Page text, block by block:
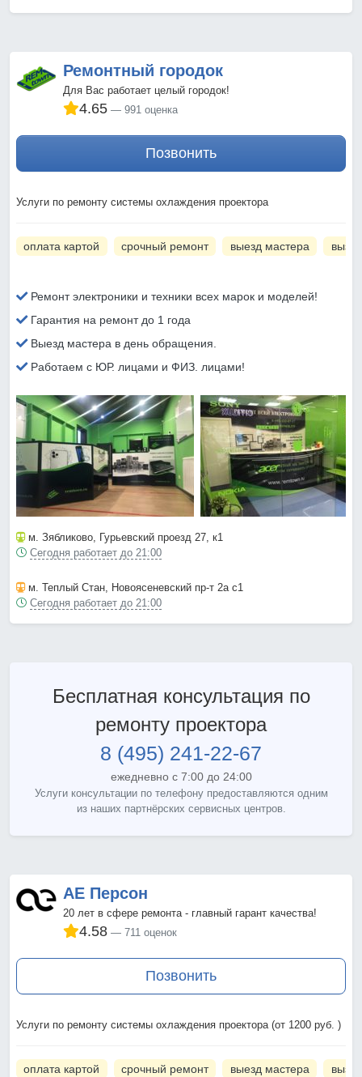
Ремонтный городок
Для Вас работает целый городок!
4.65 991 оценка
Позвонить
Услуги по ремонту системы охлаждения проектора
оплата картой срочный ремонт выезд мастера
Ремонт электроники и техники всех марок и моделей!
Гарантия на ремонт до 1 года
Выезд мастера в день обращения.
Работаем с ЮР. лицами и ФИЗ. лицами!
м. Зябликово, Гурьевский проезд 27, к1
Сегодня работает до 21:00
м. Теплый Стан, Новоясеневский пр-т 2а с1
Сегодня работает до 21:00
Бесплатная консультация по
ремонту проектора
8 (495) 241-22-67
ежедневно с 7:00 до 24:00
Услуги консультации по телефону предоставляются одним
из наших партнёрских сервисных центров.
АЕ Персон
20 лет в сфере ремонта - главный гарант качества!
4.58 711 оценок
Позвонить
Услуги по ремонту системы охлаждения проектора (от 1200 руб. )
оплата картой срочный ремонт выезд мастера